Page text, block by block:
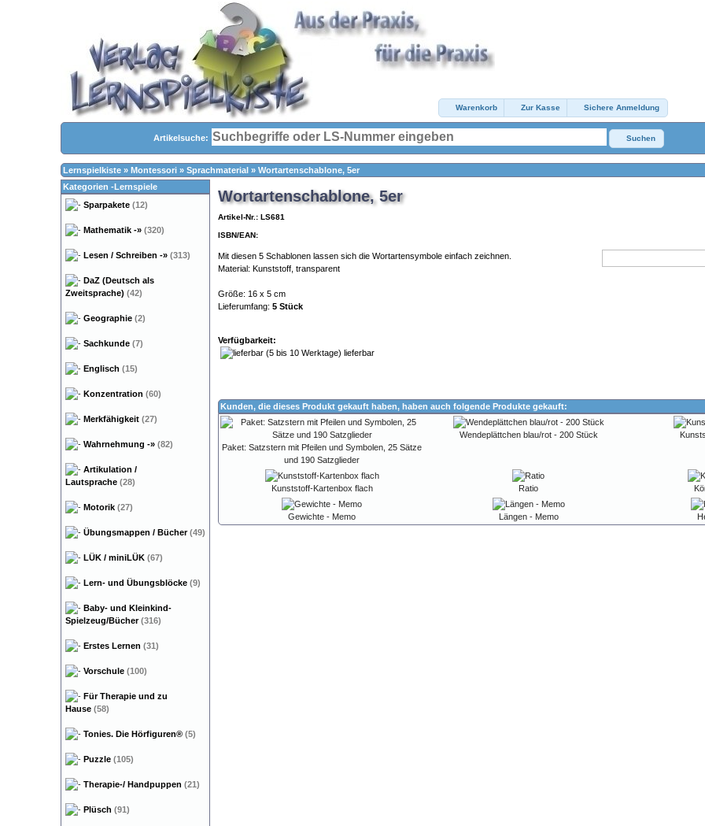
Warenkorb Zur Kasse Sichere Anmeldung
Artikelsuche: Suchen
Lernspielkiste » Montessori » Sprachmaterial » Wortartenschablone, 5er
Wortartenschablone, 5er
Artikel-Nr.: LS681
ISBN/EAN:
Mit diesen 5 Schablonen lassen sich die Wortartensymbole einfach zeichnen.
Material: Kunststoff, transparent
Größe: 16 x 5 cm
Lieferumfang: 5 Stück
Verfügbarkeit:
lieferbar
Kunden, die dieses Produkt gekauft haben, haben auch folgende Produkte gekauft:
Paket: Satzstern mit Pfeilen und Symbolen, 25 Sätze
und 190 Satzglieder
Wendeplättchen blau/rot - 200 Stück
Kunststoff-Kartenbox flach Ratio
Gewichte - Memo Längen - Memo
Kategorien -Lernspiele
Sparpakete (12)
Mathematik -» (320)
Lesen / Schreiben -» (313)
DaZ (Deutsch als
Zweitsprache) (42)
Geographie (2)
Sachkunde (7)
Englisch (15)
Konzentration (60)
Merkfähigkeit (27)
Wahrnehmung -» (82)
Artikulation /
Lautsprache (28)
Motorik (27)
Übungsmappen / Bücher(49)
LÜK / miniLÜK (67)
Lern- und Übungsblöcke (9)
Baby- und Kleinkind-
Spielzeug/Bücher(316)
Erstes Lernen (31)
Vorschule (100)
Für Therapie und zu
Hause (58)
Tonies. Die Hörfiguren® (5)
Puzzle (105)
Therapie-/ Handpuppen (21)
Plüsch (91)